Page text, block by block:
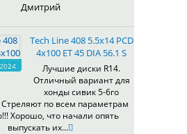
Дмитрий
Tech Line 408 5.5x14 PCD
4x100 ET 45 DIA 56.1 S
Лучшие диски R14.
Отличный вариант для
хонды сивик 5-6го
по всем параметрам
Хорошо, что начали опять
выпускать их...